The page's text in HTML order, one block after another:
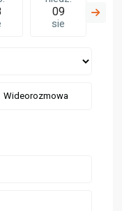
09
sie
Wideorozmowa